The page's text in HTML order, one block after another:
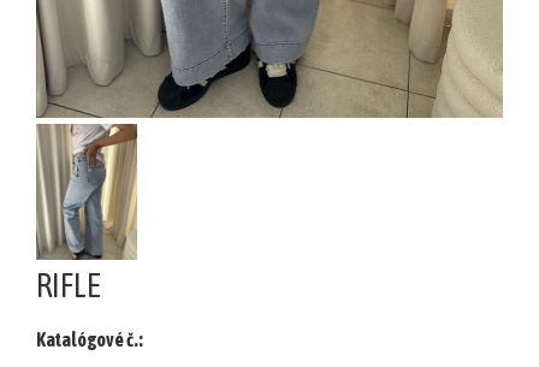
Nohavičky
Šaty/sukne/
overaly
Župany/pyžamá
Doplnky/kabelky
Tričká/
Mikiny
Nohavice/rifle/
šortky
Teplákové
súpravy/
RIFLE
Katalógové č.: